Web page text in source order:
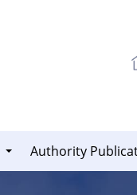
Authority